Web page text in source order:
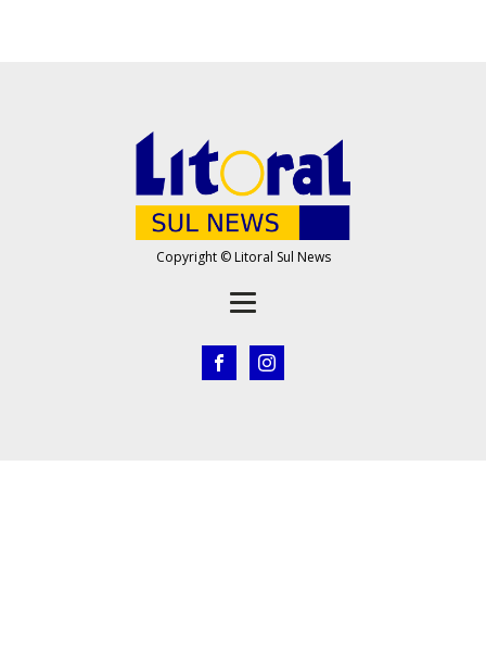
Copyright © Litoral Sul News